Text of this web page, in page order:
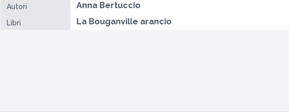
Autori Anna Bertuccio
Libri La Bouganville arancio